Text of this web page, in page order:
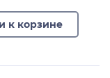
к корзине